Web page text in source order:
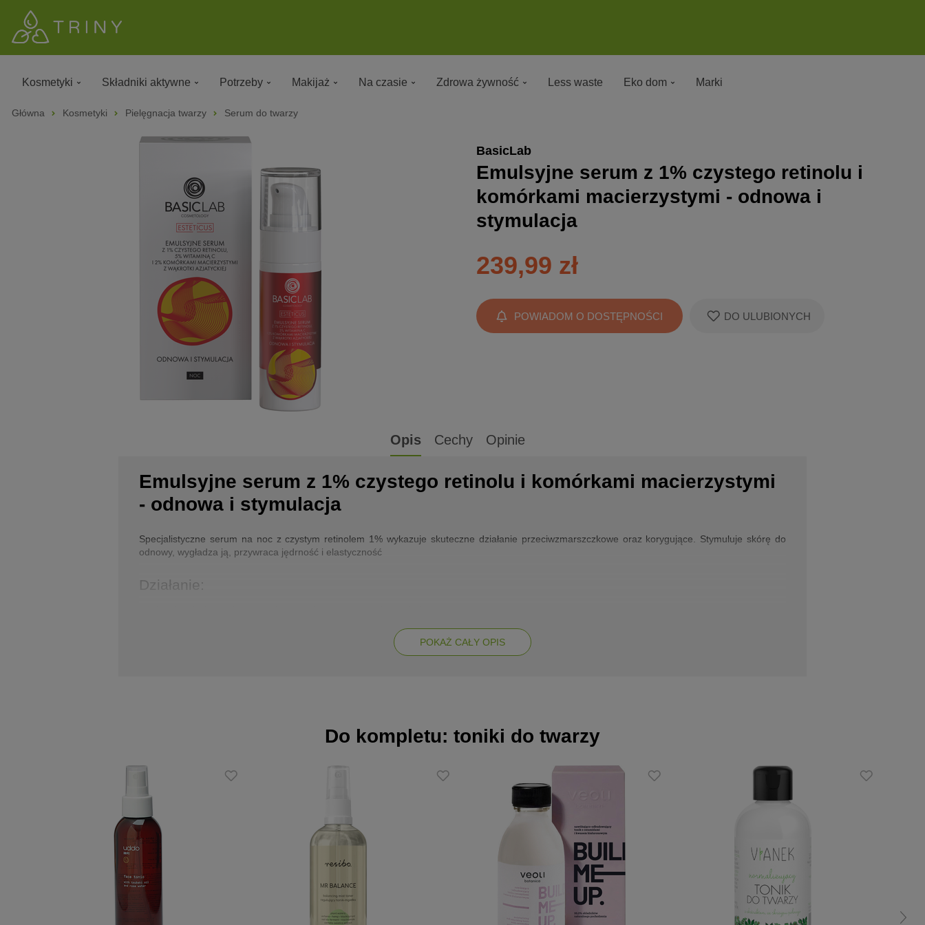
Kosmetyki Składniki aktywne Potrzeby Makijaż Na czasie Zdrowa żywność Less waste Eko dom Marki
Główna Kosmetyki Pielęgnacja twarzy Serum do twarzy
BasicLab
Emulsyjne serum z 1% czystego retinolu i
komórkami macierzystymi - odnowa i
stymulacja
239,99 zł
POWIADOM O DOSTĘPNOŚCI DO ULUBIONYCH
Opis Cechy Opinie
Emulsyjne serum z 1% czystego retinolu i komórkami macierzystymi
- odnowa i stymulacja
Specjalistyczne serum na noc z czystym retinolem 1% wykazuje skuteczne działanie przeciwzmarszczkowe oraz korygujące. Stymuluje skórę do
odnowy, wygładza ją, przywraca jędrność i elastyczność
Działanie:
Witamina C w postaci tetraizopalmitynianu askorbylu ujędrnia i uelastycznia skórę, przeciwdziała oksydacji sebum oraz działa rozjaśniająco,
hamując syntezę melaniny. Wspólnie z retinolem efektywnie redukuje przebarwienia, blizny oraz zmiany trądzikowe.
optymalne połączenie składników łagodzących i nawilżających zmniejsza skutki budowania tolerancji skóry na retinol, przyspieszając jej
zawartość silnych antyoksydantów, koenzymu Q10 i witaminy E,
Ostrzeżenia i rekomendacje producenta:
Rekomendujemy stosowanie produktu dopiero po zbudowaniu tolerancji skóry na niższe stężenie retinolu. W przypadku pierwszej styczności z
tym składnikiem aktywnym lub powrotu do jego stosowania po dłuższej przerwie, sugerujemy zakup Emulsyjnego serum z 0,3% czystego
retinolu lub Serum z czystym retinolem 0,5%.
POKAŻ CAŁY OPIS
Do kompletu: toniki do twarzy